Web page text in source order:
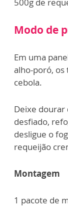
Modo de
Em uma
alho-poró, os
cebola.
Deixe dourar
desfiado,
desligue o
requeijão
Montagem
1 pacote de